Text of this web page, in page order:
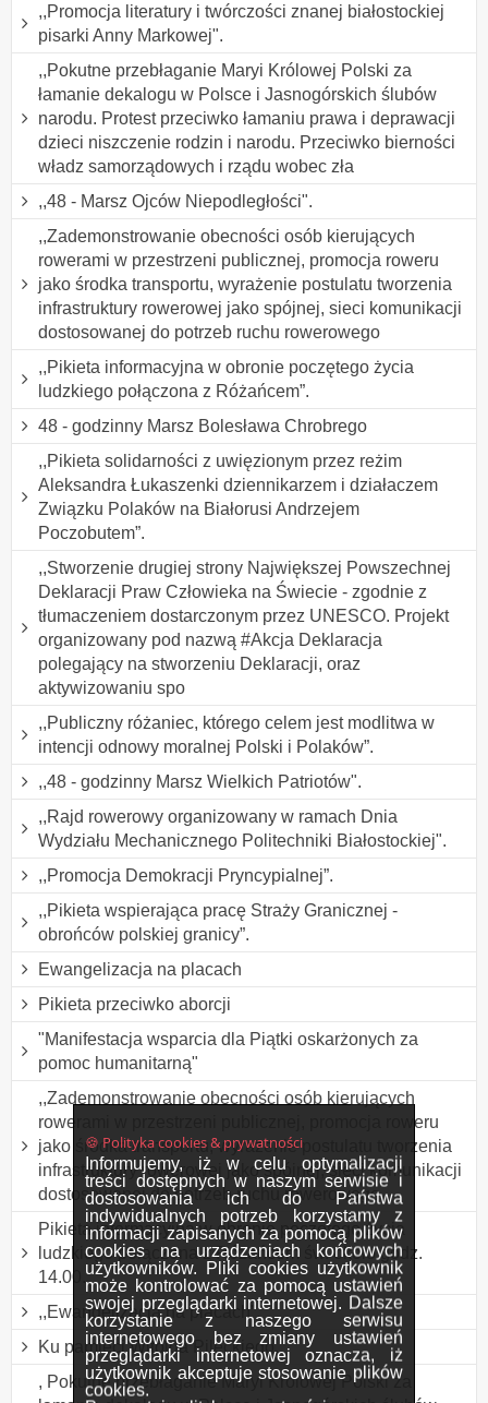
🍪 Polityka cookies & prywatności
Informujemy, iż w celu optymalizacji
treści dostępnych w naszym serwisie i
dostosowania ich do Państwa
indywidualnych potrzeb korzystamy z
informacji zapisanych za pomocą plików
cookies na urządzeniach końcowych
użytkowników. Pliki cookies użytkownik
może kontrolować za pomocą ustawień
swojej przeglądarki internetowej. Dalsze
korzystanie z naszego serwisu
internetowego bez zmiany ustawień
przeglądarki internetowej oznacza, iż
użytkownik akceptuje stosowanie plików
cookies.
,,Promocja literatury i twórczości znanej białostockiej
pisarki Anny Markowej".
,,Pokutne przebłaganie Maryi Królowej Polski za
łamanie dekalogu w Polsce i Jasnogórskich ślubów
narodu. Protest przeciwko łamaniu prawa i deprawacji
dzieci niszczenie rodzin i narodu. Przeciwko bierności
władz samorządowych i rządu wobec zła
,,48 - Marsz Ojców Niepodległości".
,,Zademonstrowanie obecności osób kierujących
rowerami w przestrzeni publicznej, promocja roweru
jako środka transportu, wyrażenie postulatu tworzenia
infrastruktury rowerowej jako spójnej, sieci komunikacji
dostosowanej do potrzeb ruchu rowerowego
,,Pikieta informacyjna w obronie poczętego życia
ludzkiego połączona z Różańcem”.
48 - godzinny Marsz Bolesława Chrobrego
,,Pikieta solidarności z uwięzionym przez reżim
Aleksandra Łukaszenki dziennikarzem i działaczem
Związku Polaków na Białorusi Andrzejem
Poczobutem”.
,,Stworzenie drugiej strony Największej Powszechnej
Deklaracji Praw Człowieka na Świecie - zgodnie z
tłumaczeniem dostarczonym przez UNESCO. Projekt
organizowany pod nazwą #Akcja Deklaracja
polegający na stworzeniu Deklaracji, oraz
aktywizowaniu spo
,,Publiczny różaniec, którego celem jest modlitwa w
intencji odnowy moralnej Polski i Polaków”.
,,48 - godzinny Marsz Wielkich Patriotów".
,,Rajd rowerowy organizowany w ramach Dnia
Wydziału Mechanicznego Politechniki Białostockiej".
,,Promocja Demokracji Pryncypialnej”.
,,Pikieta wspierająca pracę Straży Granicznej -
obrońców polskiej granicy”.
Ewangelizacja na placach
Pikieta przeciwko aborcji
"Manifestacja wsparcia dla Piątki oskarżonych za
pomoc humanitarną"
,,Zademonstrowanie obecności osób kierujących
rowerami w przestrzeni publicznej, promocja roweru
jako środka transportu, wyrażenie postulatu tworzenia
infrastruktury rowerowej jako spójnej, sieci komunikacji
dostosowanej do potrzeb ruchu rowerowego
Pikieta informacyjna w obronie poczętego życia
ludzkiego połączona z Różańcem św. około godz.
14.00.
,,Ewangelizacja na placach”.
Ku pamięci Witolda Pileckiego.
, Pokutne przebłaganie Maryi Królowej Polski za